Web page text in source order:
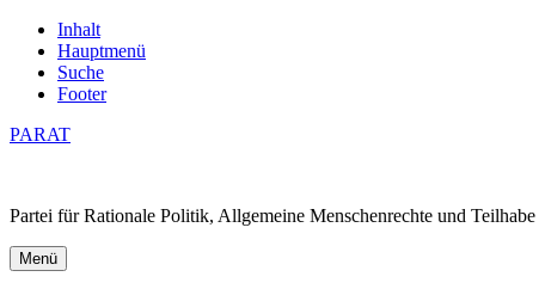
Inhalt
Hauptmenü
Suche
Footer
PARAT
Partei für Rationale Politik, Allgemeine Menschenrechte und Teilhabe
Menü